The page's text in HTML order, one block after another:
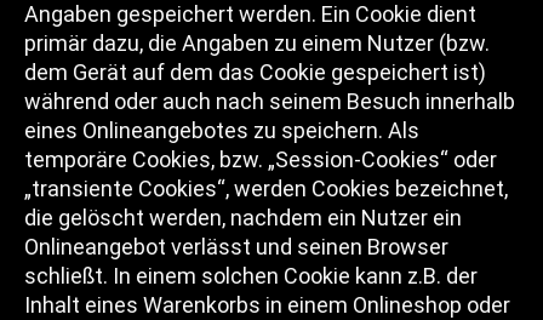
Angaben gespeichert werden. Ein Cookie dient
primär dazu, die Angaben zu einem Nutzer (bzw.
dem Gerät auf dem das Cookie gespeichert ist)
während oder auch nach seinem Besuch innerhalb
eines Onlineangebotes zu speichern. Als
temporäre Cookies, bzw. „Session-Cookies“ oder
„transiente Cookies“, werden Cookies bezeichnet,
die gelöscht werden, nachdem ein Nutzer ein
Onlineangebot verlässt und seinen Browser
schließt. In einem solchen Cookie kann z.B. der
Inhalt eines Warenkorbs in einem Onlineshop oder